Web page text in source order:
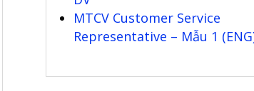
MTCV Customer Service
Representative – Mẫu 1